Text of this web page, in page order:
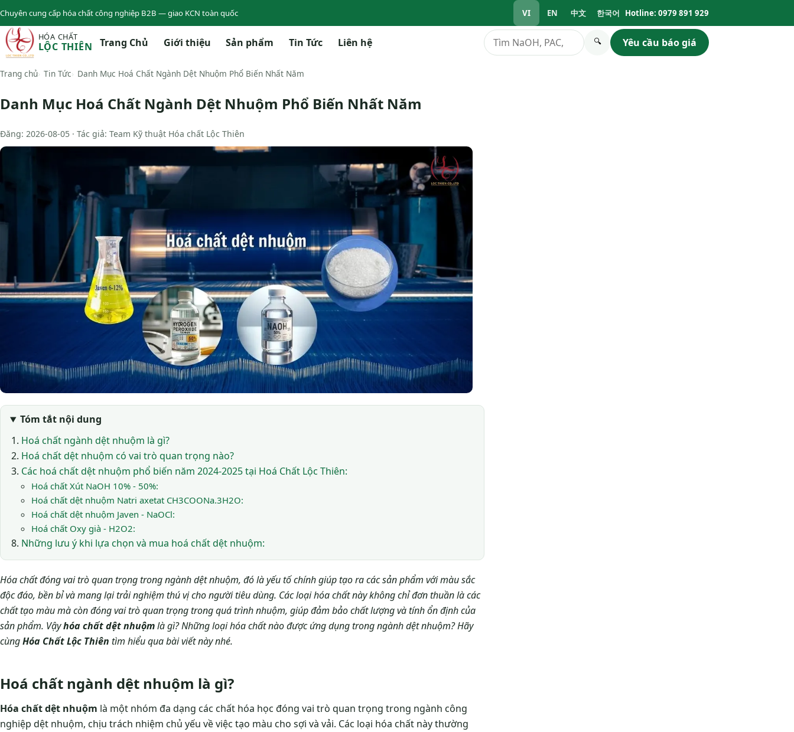
Chuyên cung cấp hóa chất công nghiệp B2B — giao KCN toàn quốc VI EN 中文 한국어 Hotline: 0979 891 929
HÓA CHẤT
LỘC THIÊN Trang Chủ Giới thiệu Sản phẩm Tin Tức Liên hệ Tìm kiếm 🔍 Yêu cầu báo giá
Trang chủ Tin Tức Danh Mục Hoá Chất Ngành Dệt Nhuộm Phổ Biến Nhất Năm
Danh Mục Hoá Chất Ngành Dệt Nhuộm Phổ Biến Nhất Năm
Đăng: 2026-08-05 · Tác giả: Team Kỹ thuật Hóa chất Lộc Thiên
Tóm tắt nội dung
Hoá chất ngành dệt nhuộm là gì?
Hoá chất dệt nhuộm có vai trò quan trọng nào?
Các hoá chất dệt nhuộm phổ biến năm 2024-2025 tại Hoá Chất Lộc Thiên:
Hoá chất Xút NaOH 10% - 50%:
Hoá chất dệt nhuộm Natri axetat CH3COONa.3H2O:
Hoá chất dệt nhuộm Javen - NaOCl:
Hoá chất Oxy già - H2O2:
Những lưu ý khi lựa chọn và mua hoá chất dệt nhuộm:
Hóa chất đóng vai trò quan trọng trong ngành dệt nhuộm, đó là yếu tố chính giúp tạo ra các sản phẩm với màu sắc
độc đáo, bền bỉ và mang lại trải nghiệm thú vị cho người tiêu dùng. Các loại hóa chất này không chỉ đơn thuần là các
chất tạo màu mà còn đóng vai trò quan trọng trong quá trình nhuộm, giúp đảm bảo chất lượng và tính ổn định của
sản phẩm. Vậyhóa chất dệt nhuộmlà gì? Những loại hóa chất nào được ứng dụng trong ngành dệt nhuộm? Hãy
cùngHóa Chất Lộc Thiên tìm hiểu qua bài viết này nhé.
Hoá chất ngành dệt nhuộm là gì?
Hóa chất dệt nhuộm là một nhóm đa dạng các chất hóa học đóng vai trò quan trọng trong ngành công
nghiệp dệt nhuộm, chịu trách nhiệm chủ yếu về việc tạo màu cho sợi và vải. Các loại hóa chất này thường